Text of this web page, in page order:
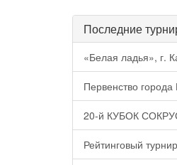
Последние
«Белая ладья», г.
Первенство
20-й КУБОК
Рейтинговый турнир